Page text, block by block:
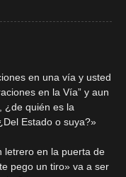
en una vía y usted
en la Vía” y aun
¿de quién es la
Estado o suya?»
letrero en la puerta de
pego un tiro» va a ser